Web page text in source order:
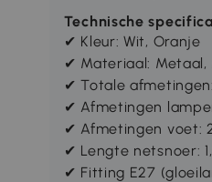
Technische
✔ Kleur: Wit, Oranje
✔ Materiaal: Metaal,
✔ Totale
✔ Afmetingen
✔ Afmetingen voet:
✔ Lengte netsnoer:
✔ Fitting E27